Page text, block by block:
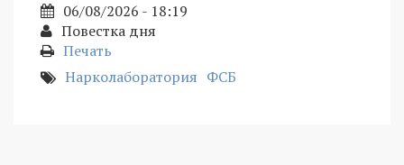
06/08/2026 - 18:19
Повестка дня
Печать
Нарколаборатория ФСБ